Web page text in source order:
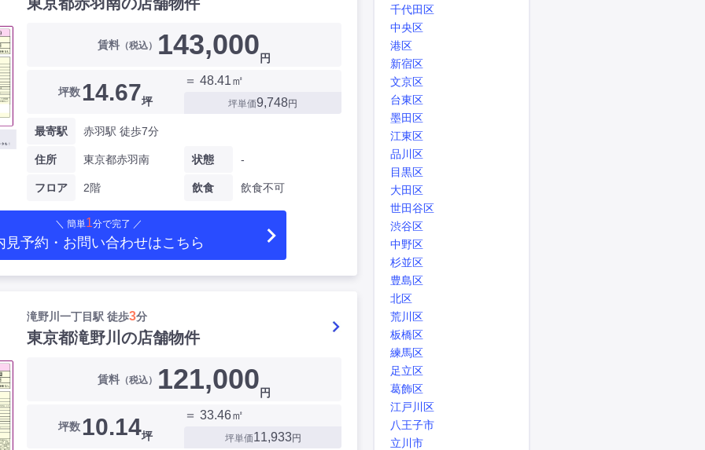
賃料 （税込） 143,000 円
坪数 14.67坪
＝ 48.41㎡
坪単価9,748円
最寄駅 赤羽駅 徒歩7分
住所 東京都赤羽南
フロア 2階
状態 -
飲食 飲食不可
＼ 簡単1分で完了 ／
見予約・お問い合わせはこちら
滝野川一丁目駅 徒歩3分
東京都滝野川の店舗物件
賃料 （税込） 121,000 円
坪数 10.14坪
＝ 33.46㎡
坪単価11,933円
千代田区
中央区
港区
新宿区
文京区
台東区
墨田区
江東区
品川区
目黒区
大田区
世田谷区
渋谷区
中野区
杉並区
豊島区
北区
荒川区
板橋区
練馬区
足立区
葛飾区
江戸川区
八王子市
立川市